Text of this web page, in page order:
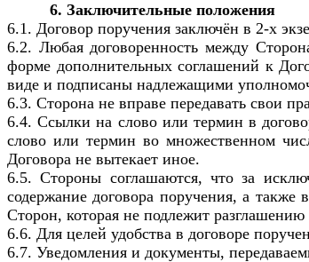
6. Заключительные положения
6.1. Договор поручения заключён в 2-х
6.2. Любая договоренность между
форме дополнительных соглашений к
виде и подписаны надлежащими
6.3. Сторона не вправе передавать свои
6.4. Ссылки на слово или термин в
слово или термин во множественном
Договора не вытекает иное.
6.5. Стороны соглашаются, что за
содержание договора поручения, а
Сторон, которая не подлежит
6.6. Для целей удобства в договоре
6.7. Уведомления и документы,